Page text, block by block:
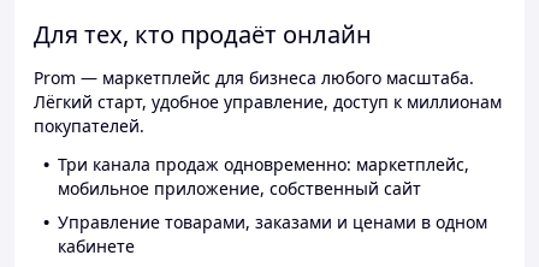
Для тех, кто продаёт онлайн
Prom — маркетплейс для бизнеса любого масштаба.
Лёгкий старт, удобное управление, доступ к миллионам
покупателей.
Три канала продаж одновременно: маркетплейс,
мобильное приложение, собственный сайт
Управление товарами, заказами и ценами в одном
кабинете